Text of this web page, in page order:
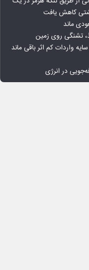
ماند
تشنگی روی زمین
سایه واردات کم اثر باقی ماند
در انرژی